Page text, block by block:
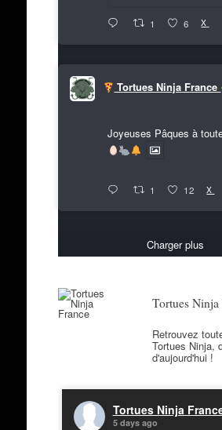
1 6 X
Tortues Ninja France
Joyeuses Pâques à
1 12 X
Charger plus
Tortues Ninja
Retrouvez
Tortues Ninja,
d'aujourd'hui !
Tortues Ninja
5 days ago